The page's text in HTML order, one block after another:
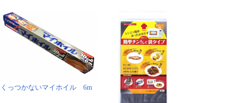
くっつかないマイホイル 6m